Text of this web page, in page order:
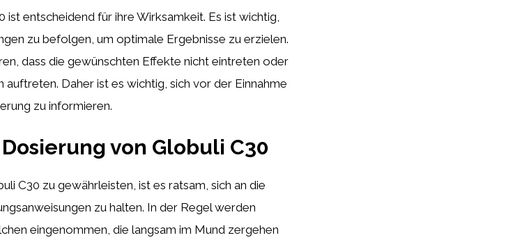
ist entscheidend für ihre Wirksamkeit. Es ist wichtig,
zu befolgen, um optimale Ergebnisse zu erzielen.
dass die gewünschten Effekte nicht eintreten oder
Daher ist es wichtig, sich vor der Einnahme
zu informieren.
von Globuli C30
C30 zu gewährleisten, ist es ratsam, sich an die
zu halten. In der Regel werden
eingenommen, die langsam im Mund zergehen